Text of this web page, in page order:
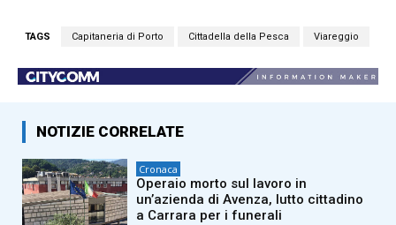
TAGS Capitaneria di Porto Cittadella della Pesca Viareggio
NOTIZIE CORRELATE
Cronaca
Operaio morto sul lavoro in
un’azienda di Avenza, lutto cittadino
a Carrara per i funerali